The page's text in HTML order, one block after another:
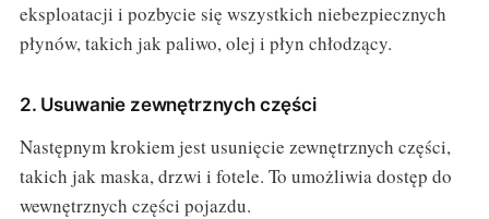
eksploatacji i pozbycie się wszystkich niebezpiecznych
płynów, takich jak paliwo, olej i płyn chłodzący.
2. Usuwanie zewnętrznych części
Następnym krokiem jest usunięcie zewnętrznych części,
takich jak maska, drzwi i fotele. To umożliwia dostęp do
wewnętrznych części pojazdu.